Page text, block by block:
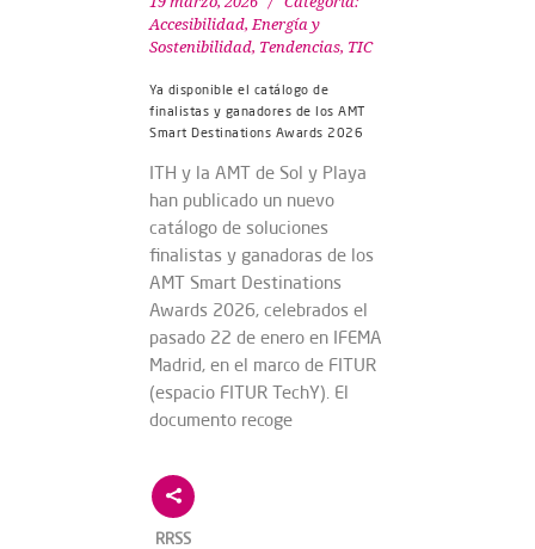
Accesibilidad, Energía y
Sostenibilidad, Tendencias, TIC
Ya disponible el catálogo de
finalistas y ganadores de los AMT
Smart Destinations Awards 2026
ITH y la AMT de Sol y Playa
han publicado un nuevo
catálogo de soluciones
finalistas y ganadoras de los
AMT Smart Destinations
Awards 2026, celebrados el
pasado 22 de enero en IFEMA
Madrid, en el marco de FITUR
(espacio FITUR TechY). El
documento recoge
RRSS